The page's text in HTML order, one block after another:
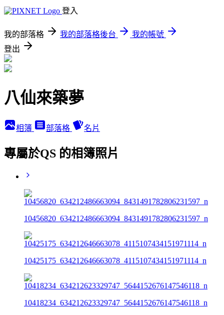
登入
我的部落格 我的部落格後台
我的帳號
登出
八仙來築夢
相簿 部落格 名片
專屬於QS 的相簿照片
10456820_634212486663094_8431491782806231597_n
10425175_634212646663078_4115107434151971114_n
10418234_634212623329747_5644152676147546118_n